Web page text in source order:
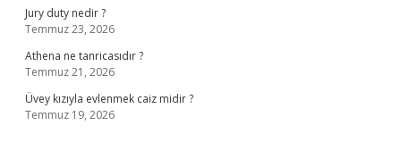
Jury duty nedir ?
Temmuz 23, 2026
Athena ne tanricasıdır ?
Temmuz 21, 2026
Üvey kızıyla evlenmek caiz midir ?
Temmuz 19, 2026